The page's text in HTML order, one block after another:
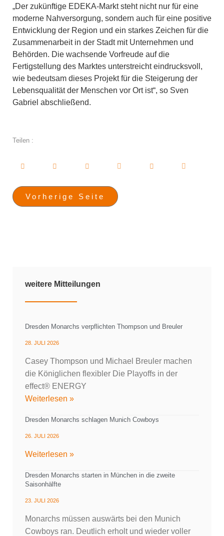
„Der zukünftige EDEKA-Markt steht nicht nur für eine
moderne Nahversorgung, sondern auch für eine positive
Entwicklung der Region und ein starkes Zeichen für die
Zusammenarbeit in der Stadt mit Unternehmen und
Behörden. Die wachsende Vorfreude auf die
Fertigstellung des Marktes unterstreicht eindrucksvoll,
wie bedeutsam dieses Projekt für die Steigerung der
Lebensqualität der Menschen vor Ort ist“, so Sven
Gabriel abschließend.
Teilen :
Vorherige Seite
weitere Mitteilungen
Dresden Monarchs verpflichten Thompson und Breuler
28. JULI 2026
Casey Thompson und Michael Breuler machen
die Königlichen flexibler Die Playoffs in der
effect® ENERGY
Weiterlesen »
Dresden Monarchs schlagen Munich Cowboys
26. JULI 2026
Weiterlesen »
Dresden Monarchs starten in München in die zweite
Saisonhälfte
23. JULI 2026
Monarchs müssen auswärts bei den Munich
Cowboys ran. Deutlich erholt und wieder voller